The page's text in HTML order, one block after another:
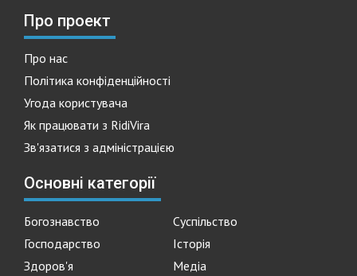
Про проект
Про нас
Політика конфіденційності
Угода користувача
Як працювати з RidiVira
Зв'язатися з адміністрацією
Основні категорії
Богознавство
Суспільство
Господарство
Історія
Здоров'я
Медіа